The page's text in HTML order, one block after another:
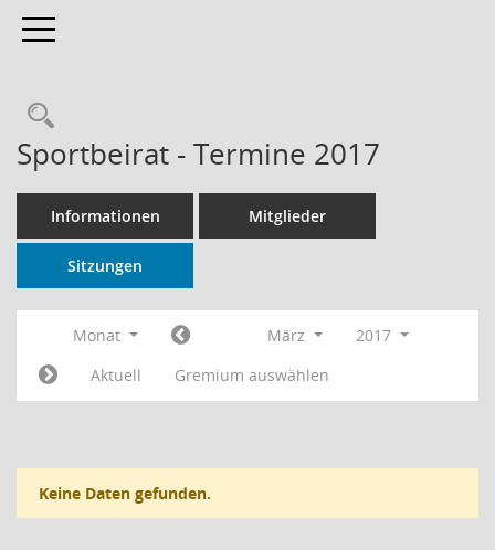
Toggle navigation
Rechercheauswahl
Sportbeirat - Termine 2017
Informationen Mitglieder
Sitzungen
Monat März
2017
Aktuell
Gremium auswählen
Keine Daten gefunden.